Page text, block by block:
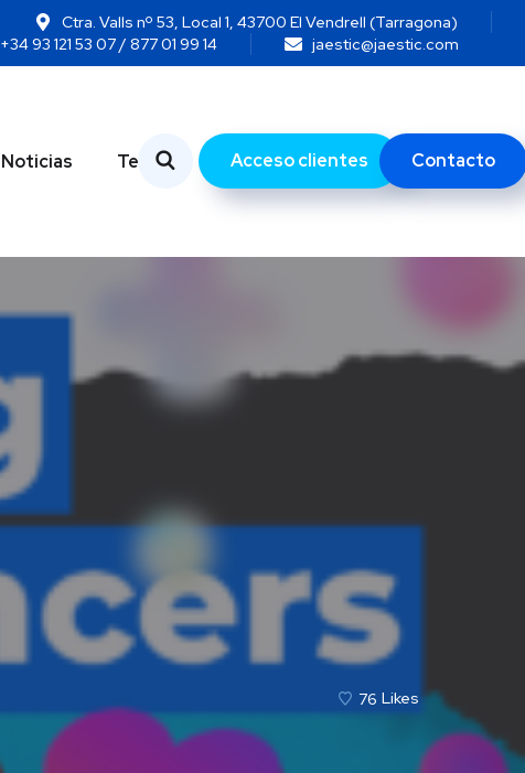
Ctra. Valls nº 53, Local 1, 43700 El Vendrell (Tarragona)
+34 93 121 53 07 / 877 01 99 14
jaestic@jaestic.com
Noticias Temas Acceso clientes Contacto
76 Likes